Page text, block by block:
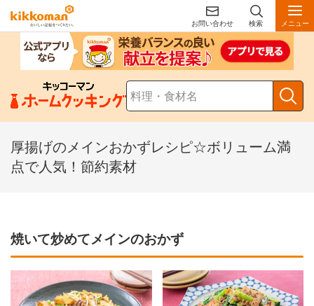
お問い合わせ 検索 メニュー
厚揚げのメインおかずレシピ☆ボリューム満
点で人気！節約素材
焼いて炒めてメインのおかず